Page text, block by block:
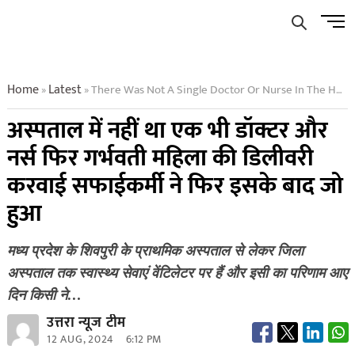
Menu
Home»Latest»There Was Not A Single Doctor Or Nurse In The Hospital Then The Pregnant Woman Was Delivered By A Sweeper Then What Happened After That
अस्पताल में नहीं था एक भी डॉक्टर और
नर्स फिर गर्भवती महिला की डिलीवरी
करवाई सफाईकर्मी ने फिर इसके बाद जो
हुआ
मध्य प्रदेश के शिवपुरी के प्राथमिक अस्पताल से लेकर जिला
अस्पताल तक स्वास्थ्य सेवाएं वेंटिलेटर पर हैं और इसी का परिणाम आए
दिन किसी ने…
उत्तरा न्यूज टीम
12 AUG, 2024 6:12 PM